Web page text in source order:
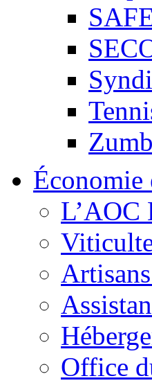
Économie
L’AOC
Office